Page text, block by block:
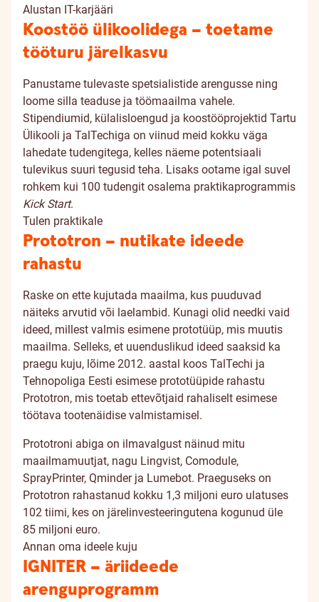
Alustan IT-karjääri
Koostöö ülikoolidega – toetame
tööturu järelkasvu
Panustame tulevaste spetsialistide arengusse ning
loome silla teaduse ja töömaailma vahele.
Stipendiumid, külalisloengud ja koostööprojektid Tartu
Ülikooli ja TalTechiga on viinud meid kokku väga
lahedate tudengitega, kelles näeme potentsiaali
tulevikus suuri tegusid teha. Lisaks ootame igal suvel
rohkem kui 100 tudengit osalema praktikaprogrammis
Kick Start.
Tulen praktikale
Prototron – nutikate ideede
rahastu
Raske on ette kujutada maailma, kus puuduvad
näiteks arvutid või laelambid. Kunagi olid needki vaid
ideed, millest valmis esimene prototüüp, mis muutis
maailma. Selleks, et uuenduslikud ideed saaksid ka
praegu kuju, lõime 2012. aastal koos TalTechi ja
Tehnopoliga Eesti esimese prototüüpide rahastu
Prototron, mis toetab ettevõtjaid rahaliselt esimese
töötava tootenäidise valmistamisel.
Prototroni abiga on ilmavalgust näinud mitu
maailmamuutjat, nagu Lingvist, Comodule,
SprayPrinter, Qminder ja Lumebot. Praeguseks on
Prototron rahastanud kokku 1,3 miljoni euro ulatuses
102 tiimi, kes on järelinvesteeringutena kogunud üle
85 miljoni euro.
Annan oma ideele kuju
IGNITER – äriideede
arenguprogramm